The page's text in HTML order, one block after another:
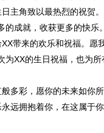
主角致以最热烈的祝贺
成就，收获更多的快乐
带来的欢乐和祝福。愿
XX的生日祝福，也为
多彩，愿你的未来如你所
远拥抱着你，在这属于